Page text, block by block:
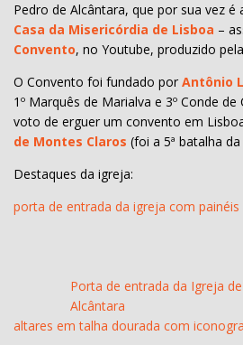
Pedro de Alcântara, que por sua vez é
Casa da Misericórdia de Lisboa –
Convento, no Youtube, produzido
O Convento foi fundado por Antônio
1º Marquês de Marialva e 3º Conde
voto de erguer um convento em
de Montes Claros (foi a 5ª batalha
Destaques da igreja:
porta de entrada da igreja com painéis
Porta de entrada da Igreja
Alcântara
altares em talha dourada com